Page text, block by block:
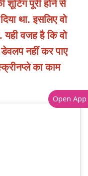
पूरी होने से
था. इसलिए वो
यही वजह है कि वो
नहीं कर पाए
का काम
Open App